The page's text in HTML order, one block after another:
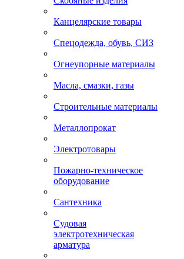
Канцелярские товары
Спецодежда, обувь, СИЗ
Огнеупорные материалы
Масла, смазки, газы
Строительные материалы
Металлопрокат
Электротовары
Пожарно-техническое
оборудование
Сантехника
Судовая
электротехническая
арматура